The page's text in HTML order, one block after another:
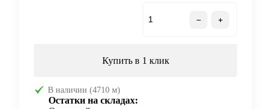
Купить в 1 клик
В наличии (4710 м)
Остатки на складах: